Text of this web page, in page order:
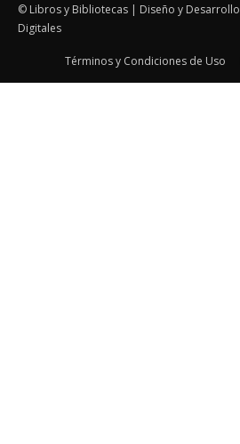
© Libros y Bibliotecas | Diseño y Desarrollo
Digitales
Términos y Condiciones de Uso